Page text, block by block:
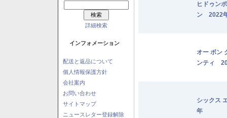
詳細検索
インフォメーション
配送と返品について
個人情報保護方針
会社案内
お問い合わせ
サイトマップ
ニュースレター登録解除
ヒドゥン
ン 2022
オー ボン
ンティ
シックス
年